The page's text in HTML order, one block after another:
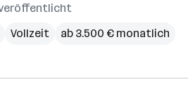
veröffentlicht
Vollzeit ab 3.500 € monatlich